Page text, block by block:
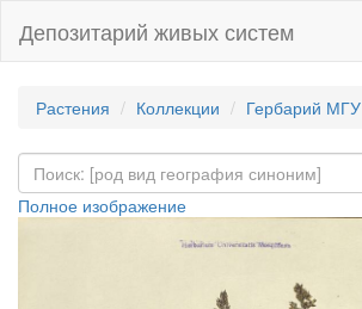
Депозитарий живых систем
Растения Коллекции Гербарий МГУ
Полное изображение